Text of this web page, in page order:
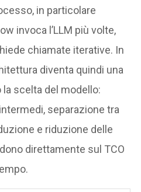
in particolare
invoca l’LLM più volte,
chiamate iterative. In
diventa quindi una
scelta del modello:
separazione tra
e riduzione delle
direttamente sul TCO